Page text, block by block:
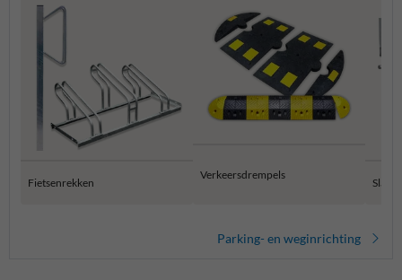
Fietsenrekken
Verkeersdrempels
Parking- en weginrichting